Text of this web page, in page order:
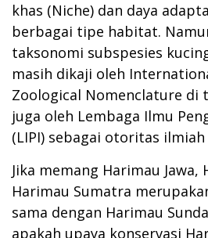
khas (Niche) dan daya
berbagai tipe habitat.
taksonomi subspesies
masih dikaji oleh
Zoological Nomenclature di
juga oleh Lembaga Ilmu
(LIPI) sebagai otoritas
Jika memang Harimau Jawa,
Harimau Sumatra
sama dengan Harimau
apakah upaya konservasi